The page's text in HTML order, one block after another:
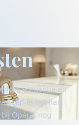
elegantie en
in het hart
Opéra, nog